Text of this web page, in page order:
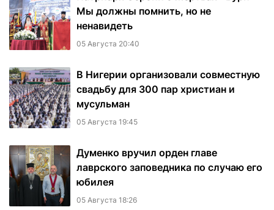
Мы должны помнить, но не
ненавидеть
05 Августа 20:40
В Нигерии организовали совместную
свадьбу для 300 пар христиан и
мусульман
05 Августа 19:45
Думенко вручил орден главе
лаврского заповедника по случаю его
юбилея
05 Августа 18:26